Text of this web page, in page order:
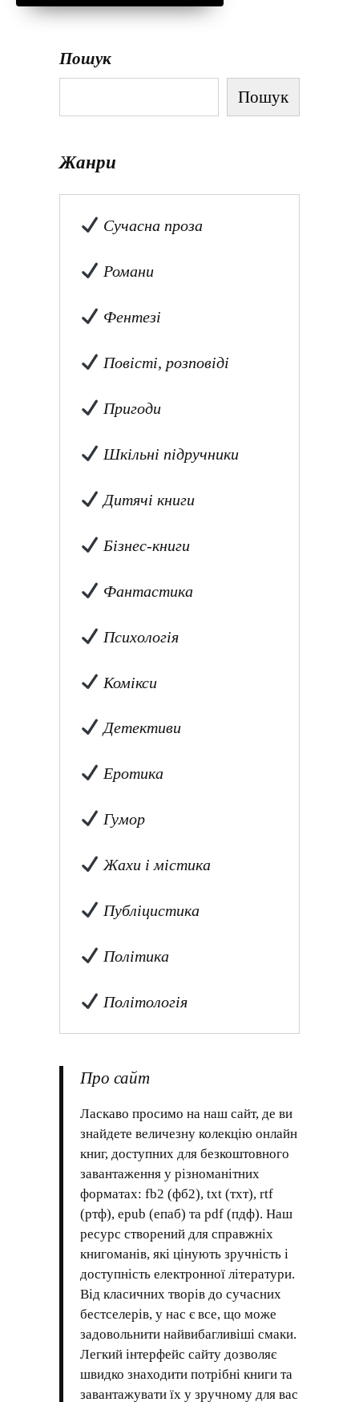
Пошук
Пошук
Жанри
Сучасна проза
Романи
Фентезі
Повісті, розповіді
Пригоди
Шкільні підручники
Дитячі книги
Бізнес-книги
Фантастика
Психологія
Комікси
Детективи
Еротика
Гумор
Жахи і містика
Публіцистика
Політика
Політологія
Про сайт
Ласкаво просимо на наш сайт, де ви
знайдете величезну колекцію онлайн
книг, доступних для безкоштовного
завантаження у різноманітних
форматах: fb2 (фб2), txt (тхт), rtf
(ртф), epub (епаб) та pdf (пдф). Наш
ресурс створений для справжніх
книгоманів, які цінують зручність і
доступність електронної літератури.
Від класичних творів до сучасних
бестселерів, у нас є все, що може
задовольнити найвибагливіші смаки.
Легкий інтерфейс сайту дозволяє
швидко знаходити потрібні книги та
завантажувати їх у зручному для вас